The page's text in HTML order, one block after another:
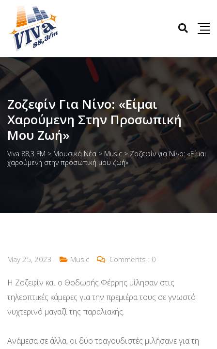
Ζοζεφίν Για Νίνο: «Είμαι
Χαρούμενη Στην Προσωπική
Μου Ζωή»
Viva 88,3 FM > Μουσικά Νέα > Music > Ζοζεφίν για Νίνο: «Είμαι
χαρούμενη στην προσωπική μου ζωή»
May 25, 2023 Music Comments : 0
Η Ζοζεφίν και ο Θοδωρής Φέρρης μίλησαν στις
τηλεοπτικές κάμερες για την πρεμιέρα τους σε γνωστό
νυχτερινό μαγαζί της παραλιακής.
Ανάμεσα σε άλλα, οι δύο τραγουδιστές μιλήσανε για τη